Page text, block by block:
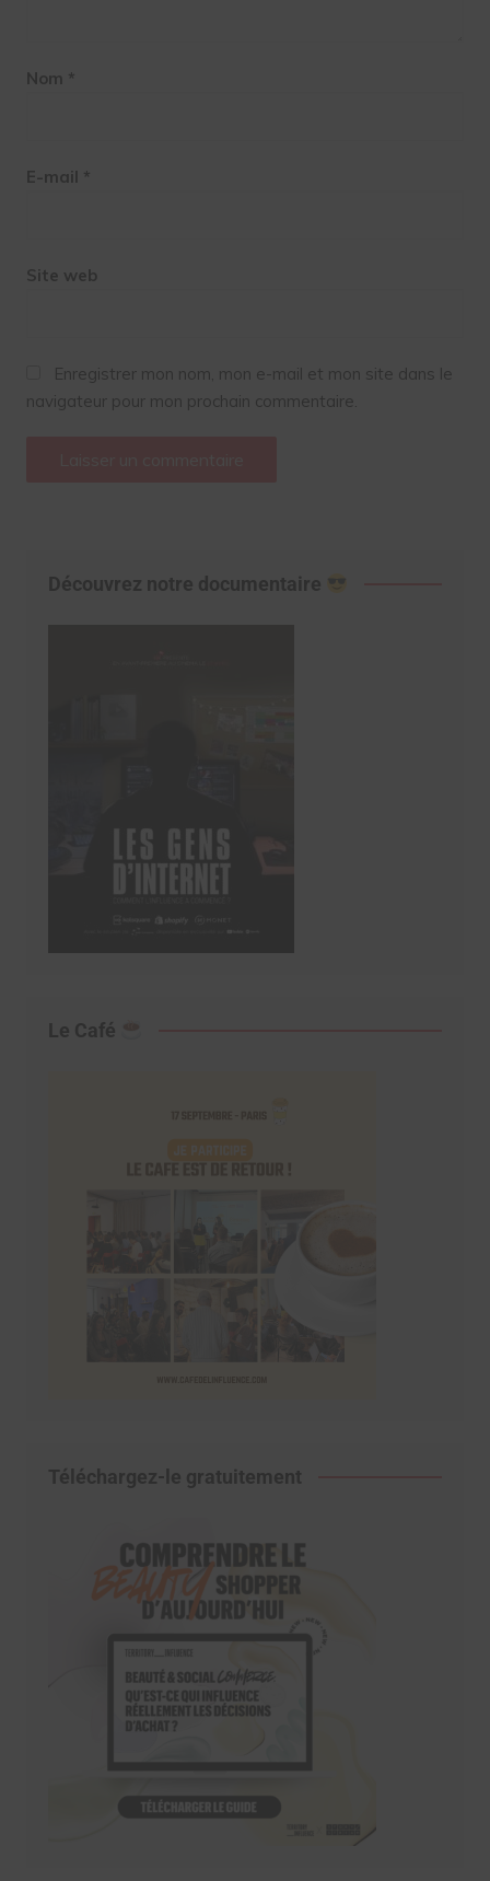
Nom *
E-mail *
Site web
Enregistrer mon nom, mon e-mail et mon site dans le
navigateur pour mon prochain commentaire.
Découvrez notre documentaire
Le Café
Téléchargez-le gratuitement